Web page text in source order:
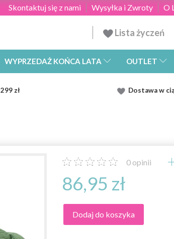
O
Wysyłka i Zwroty
Skontaktuj się z nami
Lista życzeń
WYPRZEDAŻ KOŃCA LATA OUTLET
299 zł Dostawaw
0 opinii
86,95 zł
Dodaj do koszyka